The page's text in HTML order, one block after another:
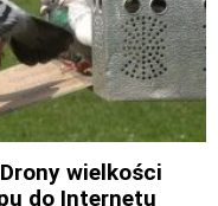
wielkości
do Internetu